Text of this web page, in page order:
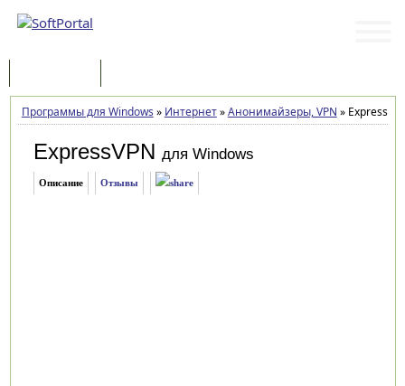
Программы для Windows » Интернет»Анонимайзеры, VPN »
ExpressVPN для Windows
Описание Отзывы